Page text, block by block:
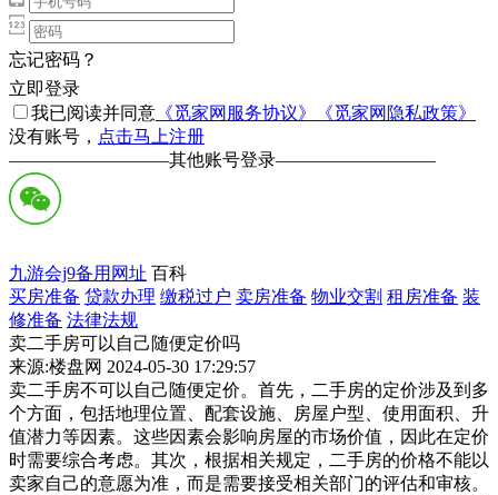
忘记密码？
立即登录
我已阅读并同意 《觅家网服务协议》
《觅家网隐私政策》
没有账号， 点击马上注册
—————————其他账号登录—————————
九游会j9备用网址 百科
买房准备 贷款办理 缴税过户 卖房准备 物业交割 租房准备 装
修准备 法律法规
卖二手房可以自己随便定价吗
来源:楼盘网 2024-05-30 17:29:57
卖二手房不可以自己随便定价。首先，二手房的定价涉及到多
个方面，包括地理位置、配套设施、房屋户型、使用面积、升
值潜力等因素。这些因素会影响房屋的市场价值，因此在定价
时需要综合考虑。其次，根据相关规定，二手房的价格不能以
卖家自己的意愿为准，而是需要接受相关部门的评估和审核。